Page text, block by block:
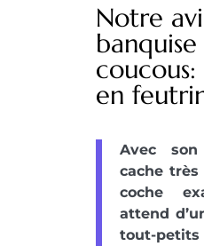
Notre
en
Avec
cache
coche
attend
tout-